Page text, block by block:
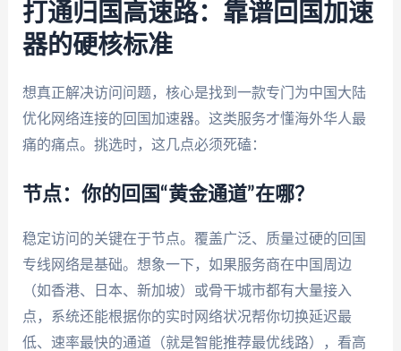
打通归国高速路：靠谱回国加速
器的硬核标准
想真正解决访问问题，核心是找到一款专门为中国大陆
优化网络连接的回国加速器。这类服务才懂海外华人最
痛的痛点。挑选时，这几点必须死磕：
节点：你的回国“黄金通道”在哪？
稳定访问的关键在于节点。覆盖广泛、质量过硬的回国
专线网络是基础。想象一下，如果服务商在中国周边
（如香港、日本、新加坡）或骨干城市都有大量接入
点，系统还能根据你的实时网络状况帮你切换延迟最
低、速率最快的通道（就是智能推荐最优线路），看高